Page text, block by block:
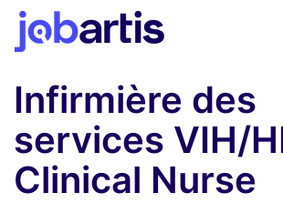
Infirmière des
services VIH/
Clinical Nurse